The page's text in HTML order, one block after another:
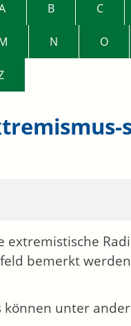
B C
N O
extremistische
bemerkt
können unter